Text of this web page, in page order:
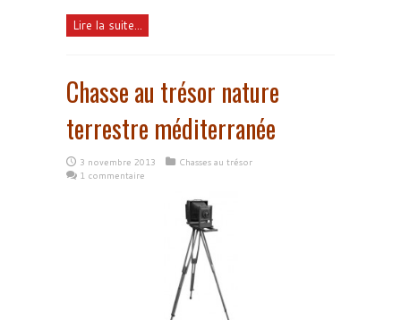
Lire la suite...
Chasse au trésor nature
terrestre méditerranée
3 novembre 2013
Chasses au trésor
1 commentaire